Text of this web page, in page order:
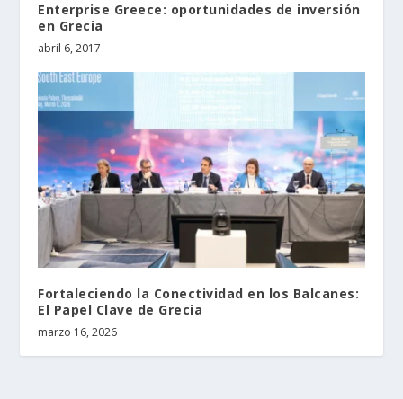
Enterprise Greece: oportunidades de inversión
en Grecia
abril 6, 2017
Fortaleciendo la Conectividad en los Balcanes:
El Papel Clave de Grecia
marzo 16, 2026